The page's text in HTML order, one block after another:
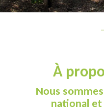
À
Nous
national